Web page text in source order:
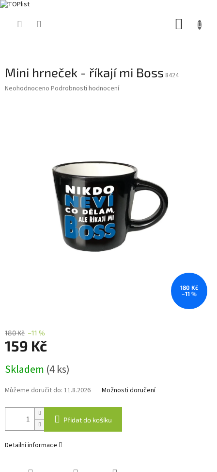
Mini hrneček - říkají mi Boss 8424
Průměrné
Neohodnoceno Podrobnosti hodnocení
180 Kč
–11 %
180 Kč –11 %
159 Kč
cena:
Skladem (4 ks)
Můžeme doručit do: 11.8.2026 Možnosti doručení
Přidat do košíku
Detailní informace